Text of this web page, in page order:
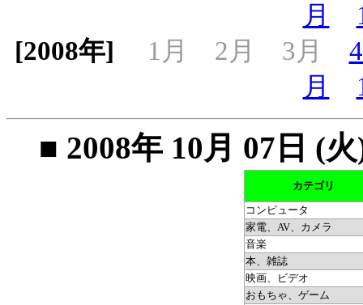
月
[2008年]
1月 2月 3月
月
■ 2008年 10月 07日 (
カテゴリ
コンピュータ
家電、AV、カメラ
音楽
本、雑誌
映画、ビデオ
おもちゃ、ゲーム